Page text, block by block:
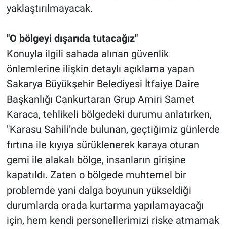
yaklaştırılmayacak.
"O bölgeyi dışarıda tutacağız"
Konuyla ilgili sahada alınan güvenlik
önlemlerine ilişkin detaylı açıklama yapan
Sakarya Büyükşehir Belediyesi İtfaiye Daire
Başkanlığı Cankurtaran Grup Amiri Samet
Karaca, tehlikeli bölgedeki durumu anlatırken,
"Karasu Sahili’nde bulunan, geçtiğimiz günlerde
fırtına ile kıyıya sürüklenerek karaya oturan
gemi ile alakalı bölge, insanların girişine
kapatıldı. Zaten o bölgede muhtemel bir
problemde yani dalga boyunun yükseldiği
durumlarda orada kurtarma yapılamayacağı
için, hem kendi personellerimizi riske atmamak